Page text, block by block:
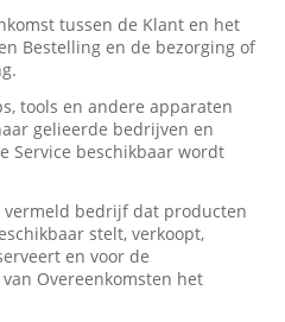
tussen de Klant en het
Bestelling en de bezorging of
tools en andere apparaten
gelieerde bedrijven en
Service beschikbaar wordt
vermeld bedrijf dat producten
stelt, verkoopt,
en voor de
Overeenkomsten het